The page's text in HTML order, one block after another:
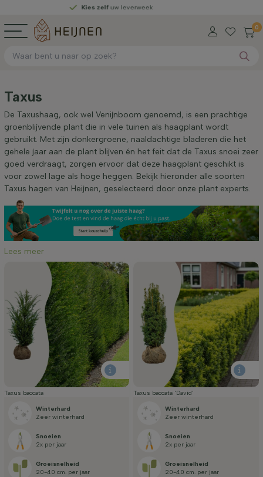
Kies zelfuw leverweek
0
Taxus
De Taxushaag, ook wel Venijnboom genoemd, is een prachtige
groenblijvende plant die in vele tuinen als haagplant wordt
gebruikt. Met zijn donkergroene, naaldachtige bladeren die het
gehele jaar aan de plant blijven én het feit dat de Taxus snoei zeer
goed verdraagt, zorgen ervoor dat deze haagplant geschikt is
voor zowel lage als hoge heggen. Bekijk hieronder alle soorten
Taxus hagen van Heijnen, geselecteerd door onze plant experts.
Lees meer
Taxus baccata
Winterhard
Zeer winterhard
Snoeien
2x per jaar
Groei­snelheid
20-40 cm. per jaar
Taxus baccata 'David'
Winterhard
Zeer winterhard
Snoeien
2x per jaar
Groei­snelheid
20-40 cm. per jaar